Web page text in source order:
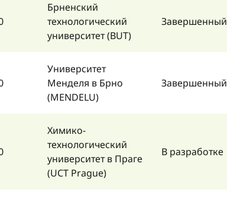
Брненский
технологический
университет (BUT)
Завершенный
Университет
Менделя в Брно
(MENDELU)
Завершенный
Химико-
технологический
университет в Праге
(UCT Prague)
В разработке